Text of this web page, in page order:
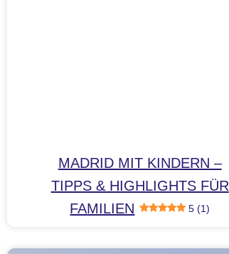
MADRID MIT KINDERN –
TIPPS & HIGHLIGHTS FÜR
FAMILIEN
5 (1)